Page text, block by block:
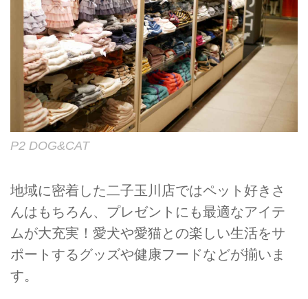
P2 DOG&CAT
地域に密着した二子玉川店ではペット好きさ
んはもちろん、プレゼントにも最適なアイテ
ムが大充実！愛犬や愛猫との楽しい生活をサ
ポートするグッズや健康フードなどが揃いま
す。